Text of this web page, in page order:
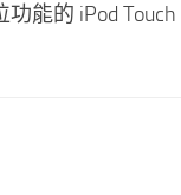
能的 iPod Touch